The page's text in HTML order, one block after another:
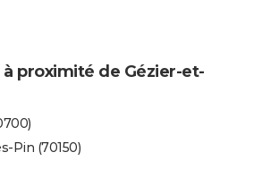
proximité de Gézier-et-
Pin (70150)